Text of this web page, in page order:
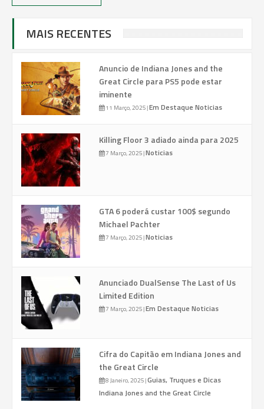
MAIS RECENTES
Anuncio de Indiana Jones and the
Great Circle para PS5 pode estar
iminente
11 Março, 2025|Em Destaque Noticias
Killing Floor 3 adiado ainda para 2025
7 Março, 2025|Noticias
GTA 6 poderá custar 100$ segundo
Michael Pachter
7 Março, 2025|Noticias
Anunciado DualSense The Last of Us
Limited Edition
7 Março, 2025|Em Destaque Noticias
Cifra do Capitão em Indiana Jones and
the Great Circle
8 Janeiro, 2025|Guias, Truques e Dicas
Indiana Jones and the Great Circle